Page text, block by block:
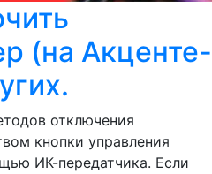
(на Акценте-
отключения
кнопки управления
ИК-передатчика. Если